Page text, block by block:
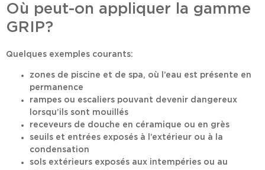
Où peut-on appliquer la gamme
GRIP?
Quelques exemples courants:
zones de piscine et de spa, où l’eau est présente en
permanence
rampes ou escaliers pouvant devenir dangereux
lorsqu’ils sont mouillés
receveurs de douche en céramique ou en grès
seuils et entrées exposés à l’extérieur ou à la
condensation
sols extérieurs exposés aux intempéries ou au